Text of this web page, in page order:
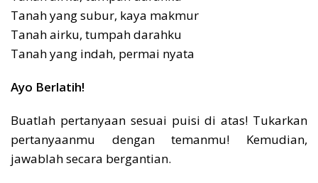
Tanah yang subur, kaya makmur
Tanah airku, tumpah darahku
Tanah yang indah, permai nyata
Ayo Berlatih!
Buatlah pertanyaan sesuai puisi di atas! Tukarkan
pertanyaanmu dengan temanmu! Kemudian,
jawablah secara bergantian.